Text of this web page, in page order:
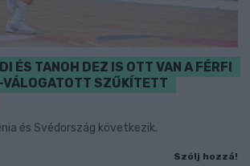
ÉS TANOH DEZ IS OTT VAN A FÉRFI
SZŰKÍTETT
és Svédország következik.
Szólj hozzá!